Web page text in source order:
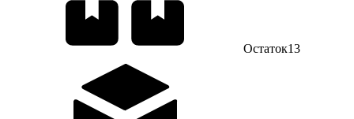
Остаток13